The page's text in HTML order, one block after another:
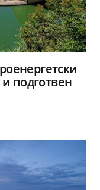
подготвен